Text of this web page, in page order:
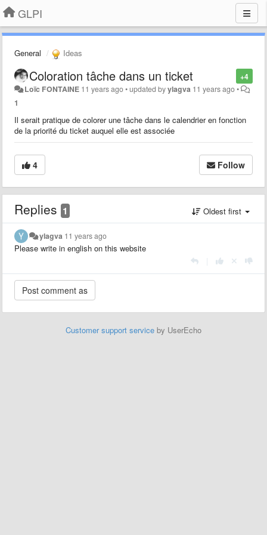
GLPI
General Ideas
+4
Coloration tâche dans un ticket
Loïc FONTAINE 11 years ago•updated byylagva 11 years ago•
1
Il serait pratique de colorer une tâche dans le calendrier en fonction
de la priorité du ticket auquel elle est associée
4 Follow
Replies 1 Oldest first
ylagva 11 years ago
Please write in english on this website
Customer support service by UserEcho